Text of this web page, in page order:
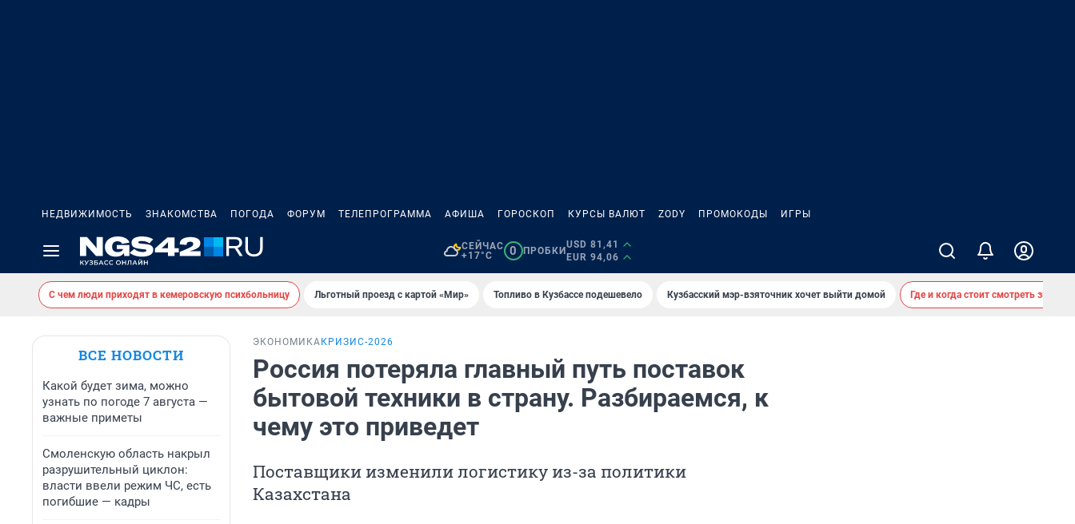
НЕДВИЖИМОСТЬ ЗНАКОМСТВА ПОГОДА ФОРУМ ТЕЛЕПРОГРАММА АФИША ГОРОСКОП КУРСЫ ВАЛЮТ ZODY ПРОМОКОДЫ ИГРЫ
СЕЙЧАС
+17°C
0 ПРОБКИ
USD 81,41
EUR 94,06
С чем люди приходят в кемеровскую психбольницу Льготный проезд с картой «Мир» Топливо в Кузбассе подешевело Кузбасский мэр-взяточник хочет выйти домой Где и когда стоит смотреть
ВСЕ НОВОСТИ
Какой будет зима, можно
узнать по погоде 7 августа —
важные приметы
Смоленскую область накрыл
разрушительный циклон:
власти ввели режим ЧС, есть
погибшие — кадры
ЭКОНОМИКА КРИЗИС-2026
Россия потеряла главный путь поставок
бытовой техники в страну. Разбираемся, к
чему это приведет
Поставщики изменили логистику из-за политики
Казахстана